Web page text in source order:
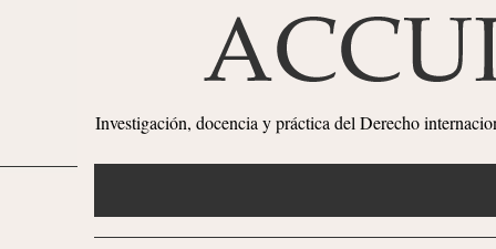
Investigación, docencia y práctica del Derecho